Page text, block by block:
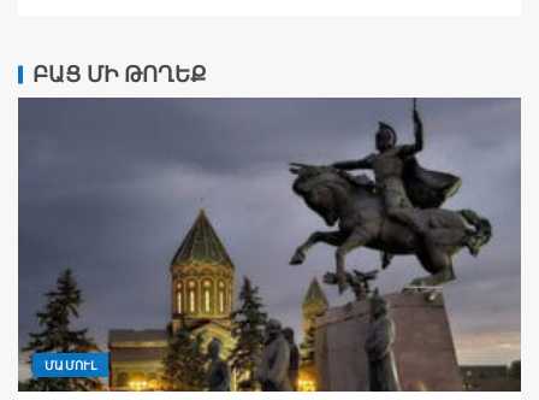
ԲԱՑ ՄԻ ԹՈՂԵՔ
ՄԱՄՈՒԼ